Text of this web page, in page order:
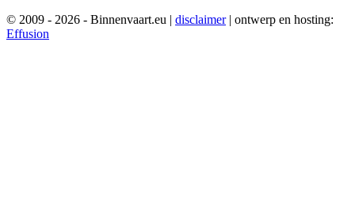
© 2009 - 2026 - Binnenvaart.eu | disclaimer | ontwerp en hosting:
Effusion